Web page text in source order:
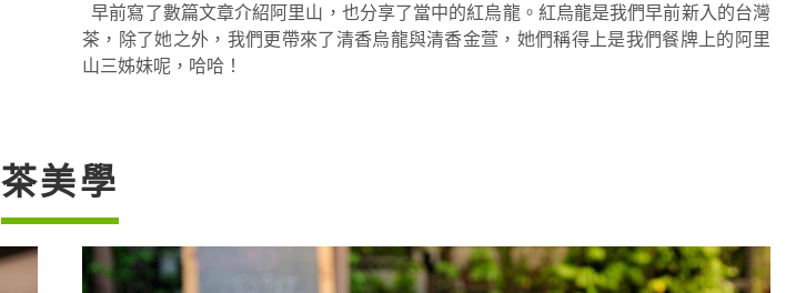
早前寫了數篇文章介紹阿里山，也分享了當中的紅烏龍。紅烏龍是我們早前新入的台灣
茶，除了她之外，我們更帶來了清香烏龍與清香金萱，她們稱得上是我們餐牌上的阿里
山三姊妹呢，哈哈！
茶美學